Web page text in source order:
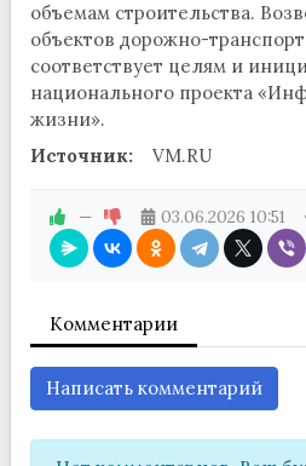
объемам строительства.
объектов дорожно-
соответствует целям и
национального проекта
жизни».
Источник:
VM.RU
— 03.06.2026 10:51
Комментарии
Написать комментарий